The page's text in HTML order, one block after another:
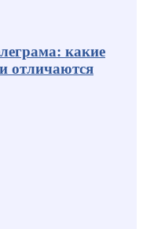
какие
отличаются